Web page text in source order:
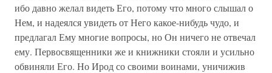
ибо давно желал видеть Его, потому что много слышал о
Нем, и надеялся увидеть от Него какое-нибудь чудо, и
предлагал Ему многие вопросы, но Он ничего не отвечал
ему. Первосвященники же и книжники стояли и усильно
обвиняли Его. Но Ирод со своими воинами, уничижив